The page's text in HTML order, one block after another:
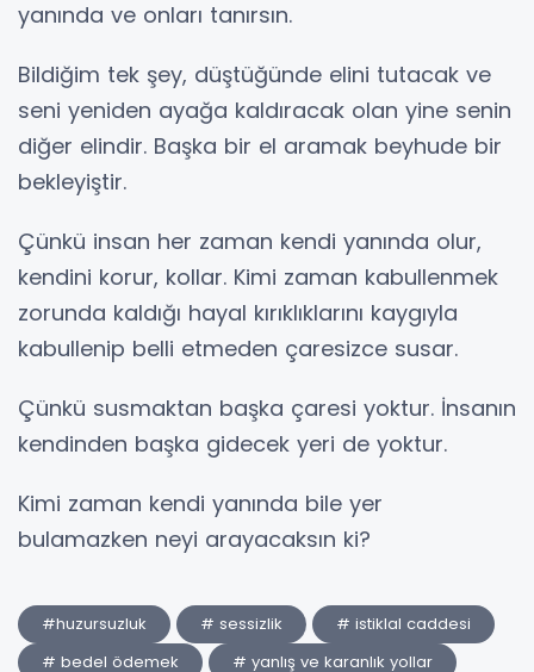
yanında ve onları tanırsın.
Bildiğim tek şey, düştüğünde elini tutacak ve
seni yeniden ayağa kaldıracak olan yine senin
diğer elindir. Başka bir el aramak beyhude bir
bekleyiştir.
Çünkü insan her zaman kendi yanında olur,
kendini korur, kollar. Kimi zaman kabullenmek
zorunda kaldığı hayal kırıklıklarını kaygıyla
kabullenip belli etmeden çaresizce susar.
Çünkü susmaktan başka çaresi yoktur. İnsanın
kendinden başka gidecek yeri de yoktur.
Kimi zaman kendi yanında bile yer
bulamazken neyi arayacaksın ki?
#huzursuzluk # sessizlik
# istiklal caddesi
# bedel ödemek
# yanlış ve karanlık yollar